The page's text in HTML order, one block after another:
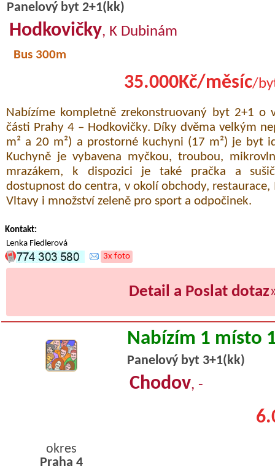
Panelový byt 2+1(kk)
Hodkovičky, K Dubinám
Bus 300m
35.000Kč/měsíc/
Nabízíme kompletně zrekonstruovaný byt 2+1 o
části Prahy 4 – Hodkovičky. Díky dvěma velkým
m² a 20 m²) a prostorné kuchyni (17 m²) je byt
Kuchyně je vybavena myčkou, troubou,
mrazákem, k dispozici je také pračka a
dostupnost do centra, v okolí obchody, restaurace,
Vltavy i množství zeleně pro sport a odpočinek.
Kontakt:
Lenka Fiedlerová
3x foto
Detail a Poslat dotaz
Nabízím 1 místo
Panelový byt 3+1(kk)
Chodov, -
okres
Praha 4